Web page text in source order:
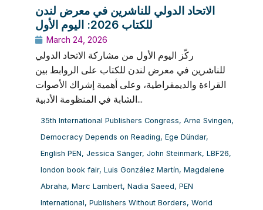
الاتحاد الدولي للناشرين في معرض لندن
للكتاب 2026: اليوم الأول
March 24, 2026
ركّز اليوم الأول من مشاركة الاتحاد الدولي
للناشرين في معرض لندن للكتاب على الروابط بين
القراءة والديمقراطية، وعلى أهمية إشراك الأصوات
الشابة في المنظومة الأدبية...
35th International Publishers Congress, Arne Svingen,
Democracy Depends on Reading, Ege Dündar,
English PEN, Jessica Sänger, John Steinmark, LBF26,
london book fair, Luis González Martín, Magdalene
Abraha, Marc Lambert, Nadia Saeed, PEN
International, Publishers Without Borders, World